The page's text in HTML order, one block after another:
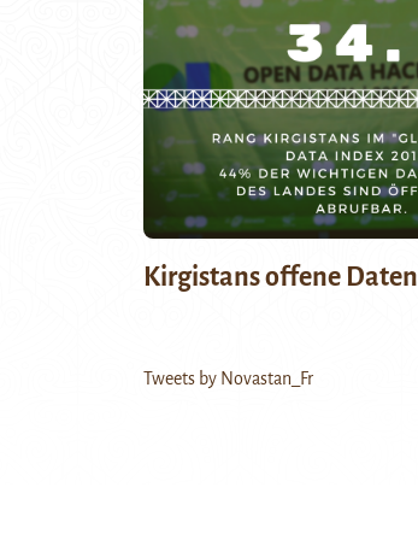
Kirgistans offene Daten
Tweets by Novastan_Fr